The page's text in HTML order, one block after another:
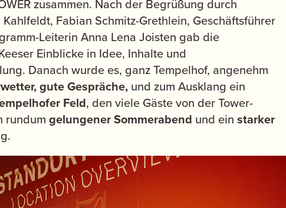
zusammen. Nach der Begrüßung durch
Fabian Schmitz-Grethlein, Geschäftsführer
Leiterin Anna Lena Joisten gab die
Einblicke in Idee, Inhalte und
Danach wurde es, ganz Tempelhof, angenehm
gute Gespräche, und zum Ausklang ein
Feld, den viele Gäste von der Tower-
rundum gelungener Sommerabend und ein starker